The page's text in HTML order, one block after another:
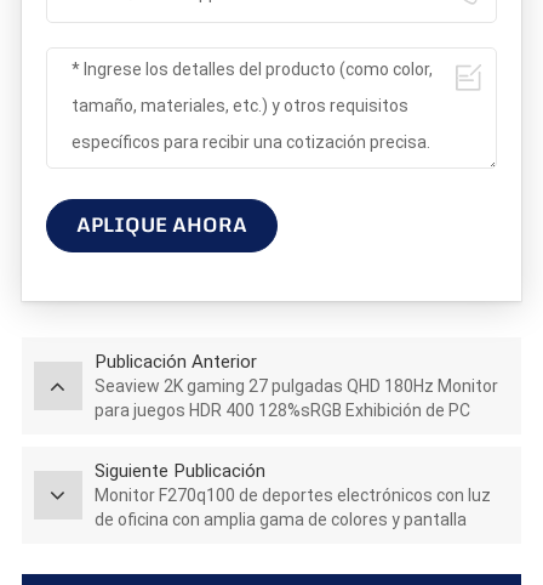
APLIQUE AHORA
Publicación Anterior
Seaview 2K gaming 27 pulgadas QHD 180Hz Monitor
para juegos HDR 400 128%sRGB Exhibición de PC
Siguiente Publicación
Monitor F270q100 de deportes electrónicos con luz
de oficina con amplia gama de colores y pantalla